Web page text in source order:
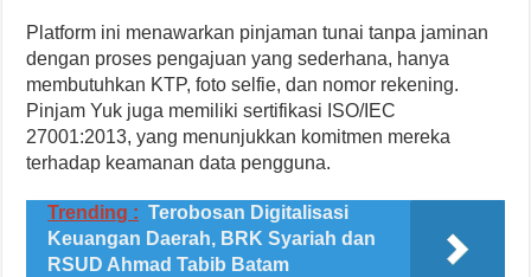
Platform ini menawarkan pinjaman tunai tanpa jaminan
dengan proses pengajuan yang sederhana, hanya
membutuhkan KTP, foto selfie, dan nomor rekening.
Pinjam Yuk juga memiliki sertifikasi ISO/IEC
27001:2013, yang menunjukkan komitmen mereka
terhadap keamanan data pengguna.
Trending : Terobosan Digitalisasi
Keuangan Daerah, BRK Syariah dan
RSUD Ahmad Tabib Batam